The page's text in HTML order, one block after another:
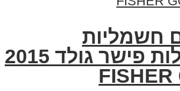
חשמליות
מתקפלות פישר גולד 2015
FISHER